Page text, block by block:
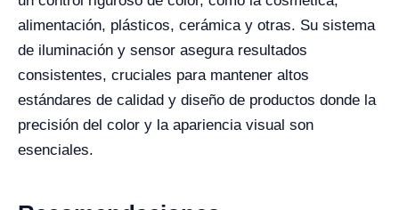
alimentación, plásticos, cerámica y otras. Su sistema
de iluminación y sensor asegura resultados
consistentes, cruciales para mantener altos
estándares de calidad y diseño de productos donde la
precisión del color y la apariencia visual son
esenciales.